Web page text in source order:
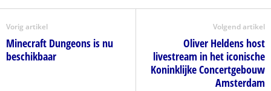
Vorig artikel
Minecraft Dungeons is nu
beschikbaar
Volgend artikel
Oliver Heldens host
livestream in het iconische
Koninklijke Concertgebouw
Amsterdam